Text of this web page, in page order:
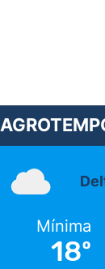
Mínima
18º